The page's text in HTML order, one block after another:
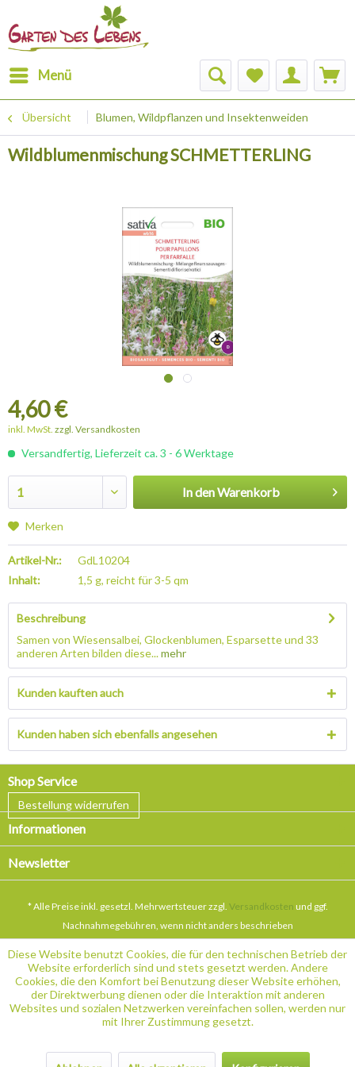
Menü
Übersicht Blumen, Wildpflanzen und Insektenweiden
Wildblumenmischung SCHMETTERLING
4,60 €
inkl. MwSt. zzgl. Versandkosten
Versandfertig, Lieferzeit ca. 3 - 6 Werktage
In denWarenkorb
Merken
Artikel-Nr.:
GdL10204
Inhalt:
1,5 g, reicht für 3-5 qm
Beschreibung
Samen von Wiesensalbei, Glockenblumen, Esparsette und 33
anderen Arten bilden diese...mehr
Kunden kauften auch
Kunden haben sich ebenfalls angesehen
Shop Service
Bestellung widerrufen
Informationen
Newsletter
* Alle Preise inkl. gesetzl. Mehrwertsteuer zzgl. Versandkosten und ggf.
Nachnahmegebühren, wenn nicht anders beschrieben
Diese Website benutzt Cookies, die für den technischen Betrieb der
Website erforderlich sind und stets gesetzt werden. Andere
Cookies, die den Komfort bei Benutzung dieser Website erhöhen,
der Direktwerbung dienen oder die Interaktion mit anderen
Websites und sozialen Netzwerken vereinfachen sollen, werden nur
mit Ihrer Zustimmung gesetzt.